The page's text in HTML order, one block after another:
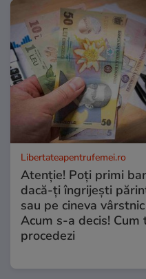
Libertateapentrufemei.ro
Atenție! Poți primi
dacă-ți îngrijești
sau pe cineva
Acum s-a decis! Cum
procedezi